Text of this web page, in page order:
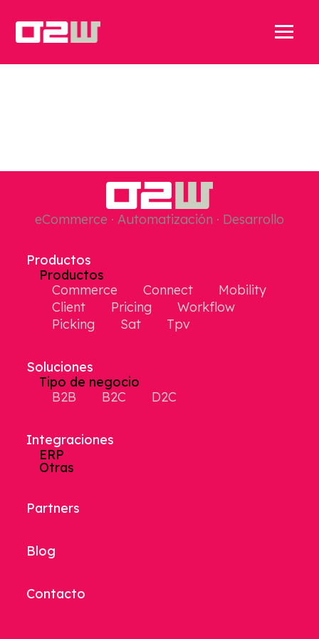
eCommerce · Automatización · Desarrollo
Productos
Productos
Commerce
Connect
Mobility
Client
Pricing
Workflow
Picking
Sat Tpv
Soluciones
Tipo de negocio
B2B
B2C D2C
Integraciones
ERP
Otras
Partners
Blog
Contacto